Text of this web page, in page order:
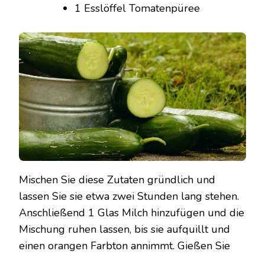
1 Esslöffel Tomatenpüree
Mischen Sie diese Zutaten gründlich und
lassen Sie sie etwa zwei Stunden lang stehen.
Anschließend 1 Glas Milch hinzufügen und die
Mischung ruhen lassen, bis sie aufquillt und
einen orangen Farbton annimmt. Gießen Sie